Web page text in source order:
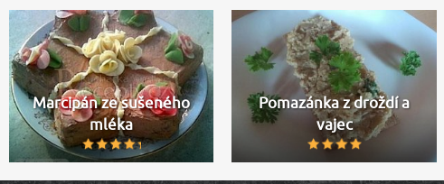
Marcipán ze sušeného
mléka
Pomazánka z droždí a
vajec